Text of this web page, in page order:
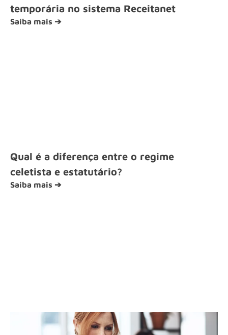
temporária no sistema Receitanet
Saiba mais ➔
Qual é a diferença entre o regime
celetista e estatutário?
Saiba mais ➔